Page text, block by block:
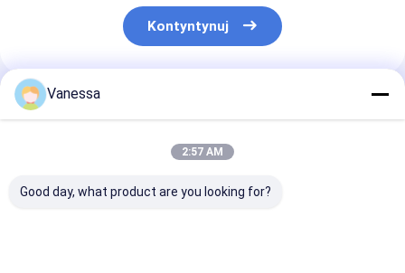
Kontyntynuj
Polecane Produkty
Vanessa
2:57 AM
Good day, what product are you looking for?